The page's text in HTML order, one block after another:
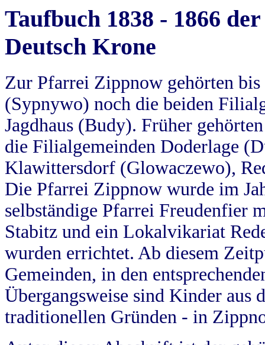
Taufbuch 1838 - 1866
Deutsch Krone
Zur Pfarrei Zippnow gehörten
(Sypnywo) noch die beiden
Jagdhaus (Budy). Früher
die Filialgemeinden Doderlage
Klawittersdorf (Glowaczewo),
Die Pfarrei Zippnow wurde im
selbständige Pfarrei Freudenfier
Stabitz und ein Lokalvikariat
wurden errichtet. Ab diesem
Gemeinden, in den
Übergangsweise sind Kinder aus
traditionellen Gründen - in